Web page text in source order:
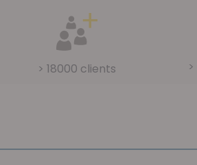
> 18000 clients